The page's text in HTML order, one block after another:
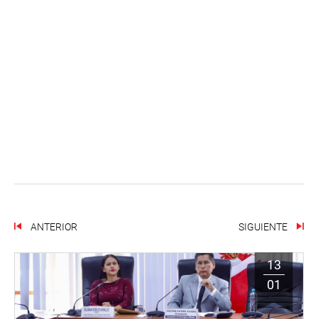
ANTERIOR SIGUIENTE
13
01